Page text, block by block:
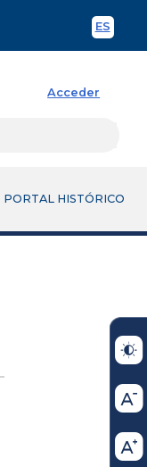
ES
Acceder
PORTAL HISTÓRICO